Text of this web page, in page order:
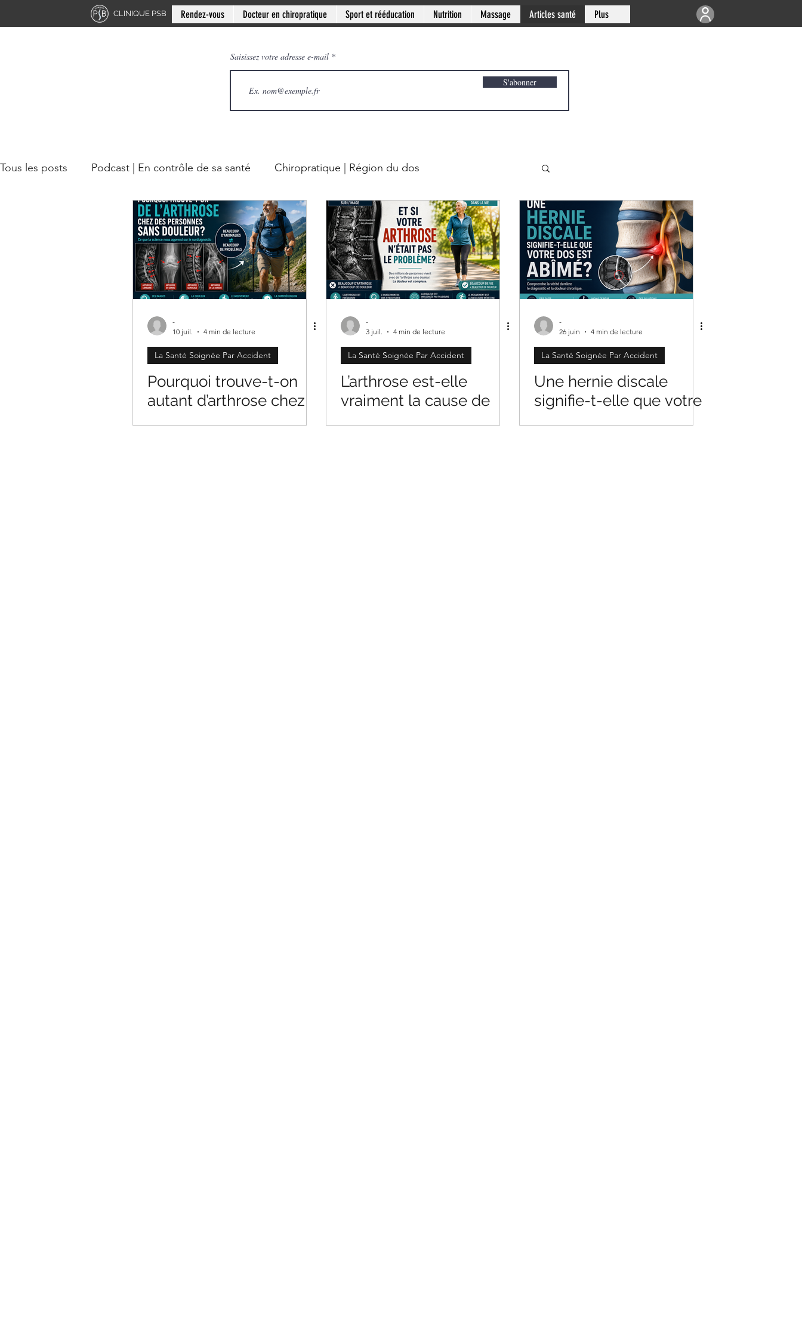
CLINIQUE PSB Rendez-vous Docteur en chiropratique Sport et rééducation Nutrition Massage Articles santé Plus
Saisissez votre adresse e-mail
S'abonner
Tous les posts Podcast | En contrôle de sa santé Chiropratique | Région du dos
Chiropratique | Région du cou Chiropratique | Mythes en santé Chiropratique | Articulations
Docteur en chiropratique Mini-série: Douleur chronique Clinique PSB: Rive-sud de Montréal
-
10 juil.
4 min de lecture
La Santé Soignée Par Accident
Pourquoi trouve-t-on
autant d’arthrose chez
-
3 juil.
4 min de lecture
La Santé Soignée Par Accident
L’arthrose est-elle
vraiment la cause de
-
26 juin
4 min de lecture
La Santé Soignée Par Accident
Une hernie discale
signifie-t-elle que votre